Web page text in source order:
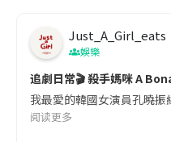
Just_A_Girl_eats
娛樂
追劇日常🎬 殺手媽咪 A
我最愛的韓國女演員孔曉
阅读更多